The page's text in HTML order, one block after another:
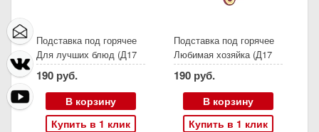
Подставка под горячее
Для лучших блюд (Д17
см)
190 руб.
В корзину
Купить в 1 клик
Подставка под горячее
Любимая хозяйка (Д17
см)
190 руб.
В корзину
Купить в 1 клик